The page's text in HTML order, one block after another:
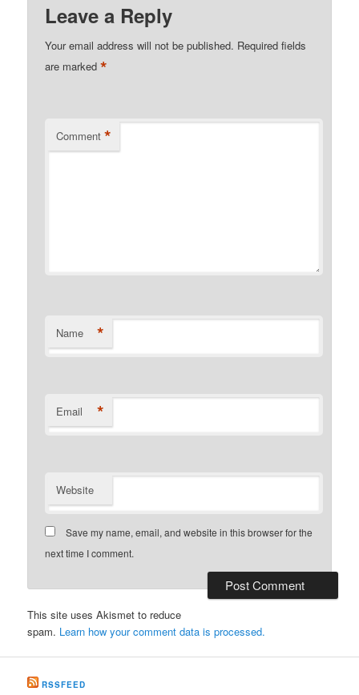
Leave a Reply
Your email address will not be published. Required fields
are marked*
Comment *
Name *
Email *
Website
Save my name, email, and website in this browser for the
next time I comment.
This site uses Akismet to reduce
spam. Learn how your comment data is processed.
RSSFEED